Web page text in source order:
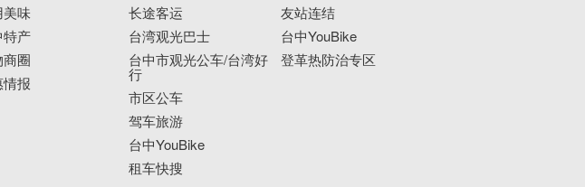
美味
特产
商圈
报
长途客运
台湾观光巴士
台中市观光公车/台湾好
行
市区公车
驾车旅游
台中YouBike
租车快搜
友站连结
台中YouBike
登革热防治专区